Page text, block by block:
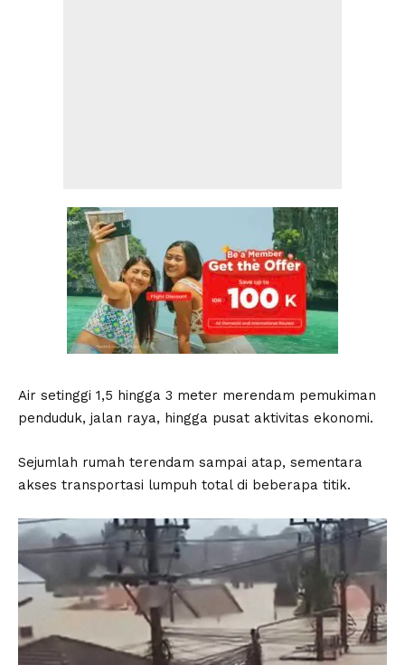
Air setinggi 1,5 hingga 3 meter merendam pemukiman
penduduk, jalan raya, hingga pusat aktivitas ekonomi.
Sejumlah rumah terendam sampai atap, sementara
akses transportasi lumpuh total di beberapa titik.